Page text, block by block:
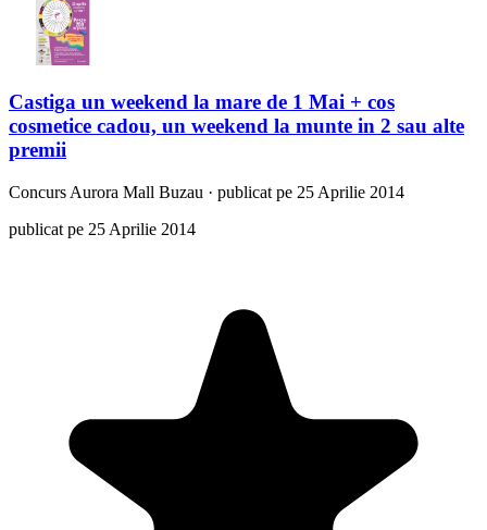
Castiga un weekend la mare de 1 Mai + cos
cosmetice cadou, un weekend la munte in 2 sau alte
premii
Concurs Aurora Mall Buzau · publicat pe 25 Aprilie 2014
publicat pe 25 Aprilie 2014